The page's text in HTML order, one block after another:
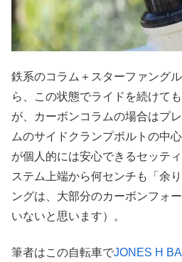
鉄系のコラム＋スターファング
ら、この状態でライドを続けて
が、カーボンコラムの場合はプ
ムのサイドクランプボルトの中
が個人的には安心できるセッテ
ステム上端から何センチも「余
ングは、大部分のカーボンフォ
いないと思います）。
筆者はこの自転車でJONES H